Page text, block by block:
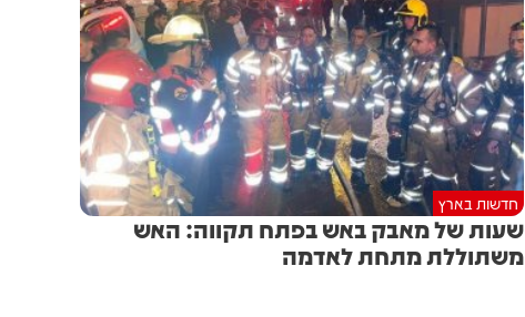
חדשות בארץ
שעות של מאבק באש בפתח תקווה: האש
משתוללת מתחת לאדמה